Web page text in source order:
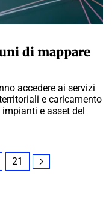
di mappare
accedere ai servizi
e caricamento
e asset del
21